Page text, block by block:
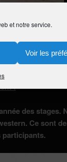
et notre service.
Voir les
:
des stages.
Ce sont
participants.